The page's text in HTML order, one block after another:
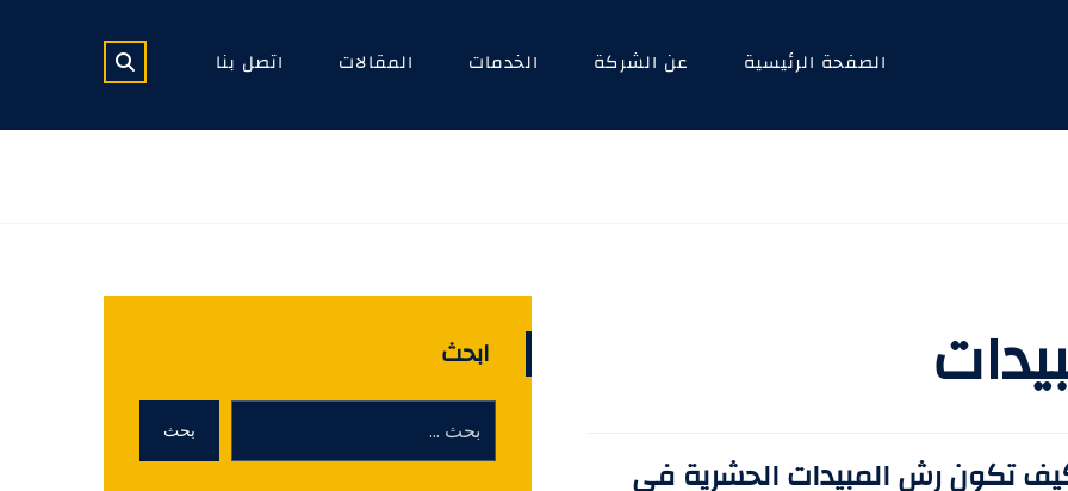
الصفحة الرئيسية عن الشركة الخدمات المقالات اتصل بنا
تكون رش المبيدات الحشرية فى
ابحث
بحث